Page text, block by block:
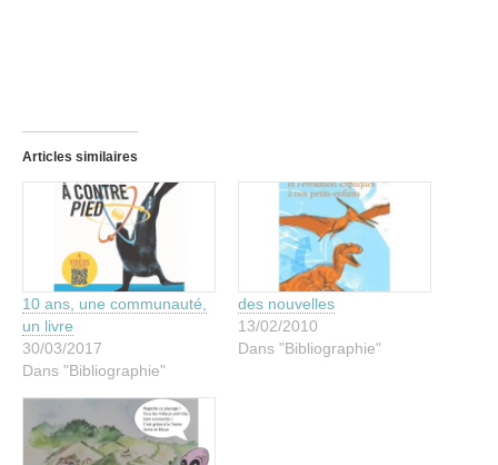
Articles similaires
10 ans, une communauté,
un livre
30/03/2017
Dans "Bibliographie"
des nouvelles
13/02/2010
Dans "Bibliographie"